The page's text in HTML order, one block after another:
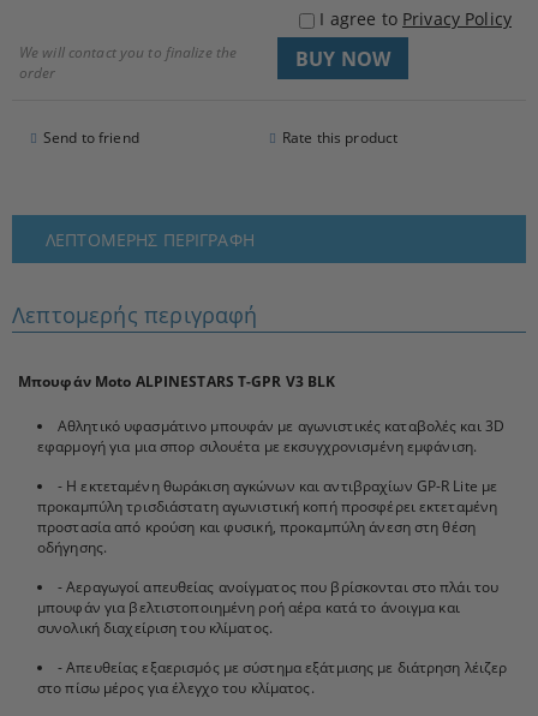
I agree to Privacy Policy
We will contact you to finalize the
order
Send to friend Rate this product
ΛΕΠΤΟΜΕΡΉΣ ΠΕΡΙΓΡΑΦΉ
Λεπτομερής περιγραφή
Μπουφάν Moto ALPINESTARS T-GPR V3 BLK
Αθλητικό υφασμάτινο μπουφάν με αγωνιστικές καταβολές και 3D
εφαρμογή για μια σπορ σιλουέτα με εκσυγχρονισμένη εμφάνιση.
- Η εκτεταμένη θωράκιση αγκώνων και αντιβραχίων GP-R Lite με
προκαμπύλη τρισδιάστατη αγωνιστική κοπή προσφέρει εκτεταμένη
προστασία από κρούση και φυσική, προκαμπύλη άνεση στη θέση
οδήγησης.
- Αεραγωγοί απευθείας ανοίγματος που βρίσκονται στο πλάι του
μπουφάν για βελτιστοποιημένη ροή αέρα κατά το άνοιγμα και
συνολική διαχείριση του κλίματος.
- Απευθείας εξαερισμός με σύστημα εξάτμισης με διάτρηση λέιζερ
στο πίσω μέρος για έλεγχο του κλίματος.